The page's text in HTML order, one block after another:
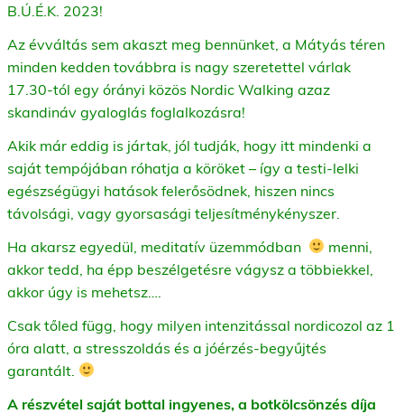
B.Ú.É.K. 2023!
Az évváltás sem akaszt meg bennünket, a Mátyás téren
minden kedden továbbra is nagy szeretettel várlak
17.30-tól egy órányi közös Nordic Walking azaz
skandináv gyaloglás foglalkozásra!
Akik már eddig is jártak, jól tudják, hogy itt mindenki a
saját tempójában róhatja a köröket – így a testi-lelki
egészségügyi hatások felerősödnek, hiszen nincs
távolsági, vagy gyorsasági teljesítménykényszer.
Ha akarsz egyedül, meditatív üzemmódban
menni,
akkor tedd, ha épp beszélgetésre vágysz a többiekkel,
akkor úgy is mehetsz….
Csak tőled függ, hogy milyen intenzitással nordicozol az 1
óra alatt, a stresszoldás és a jóérzés-begyűjtés
garantált.
A részvétel saját bottal ingyenes, a botkölcsönzés díja